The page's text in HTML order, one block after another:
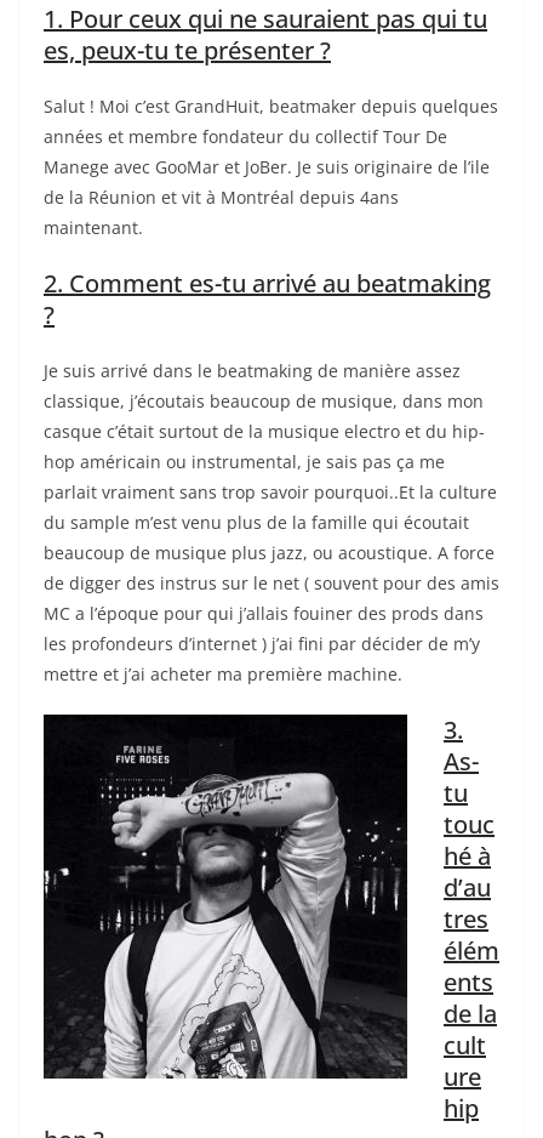
1. Pour ceux qui ne sauraient pas qui tu
es, peux-tu te présenter ?
Salut ! Moi c’est GrandHuit, beatmaker depuis quelques
années et membre fondateur du collectif Tour De
Manege avec GooMar et JoBer. Je suis originaire de l’ile
de la Réunion et vit à Montréal depuis 4ans
maintenant.
2. Comment es-tu arrivé au beatmaking
?
Je suis arrivé dans le beatmaking de manière assez
classique, j’écoutais beaucoup de musique, dans mon
casque c’était surtout de la musique electro et du hip-
hop américain ou instrumental, je sais pas ça me
parlait vraiment sans trop savoir pourquoi..Et la culture
du sample m’est venu plus de la famille qui écoutait
beaucoup de musique plus jazz, ou acoustique. A force
de digger des instrus sur le net ( souvent pour des amis
MC a l’époque pour qui j’allais fouiner des prods dans
les profondeurs d’internet ) j’ai fini par décider de m’y
mettre et j’ai acheter ma première machine.
3.
As-
tu
touc
hé à
d’au
tres
élém
ents
de la
cult
ure
hip